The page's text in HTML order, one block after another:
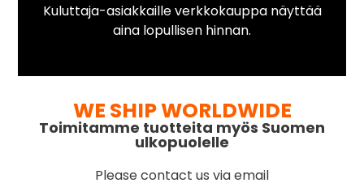
Kuluttaja-asiakkaille verkkokauppa näyttää
aina lopullisen hinnan.
WE SHIP WORLDWIDE
Toimitamme tuotteita myös Suomen
ulkopuolelle
Please contact us via email